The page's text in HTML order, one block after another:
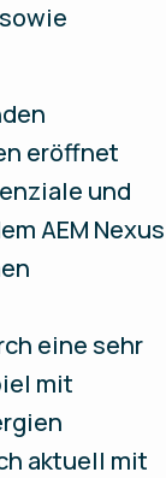
eröffnet
und
AEM Nexus
eine sehr
mit
aktuell mit